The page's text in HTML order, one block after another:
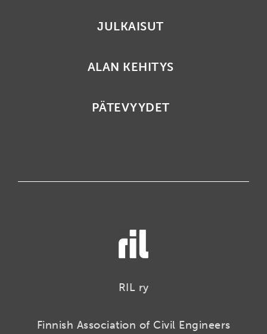
JULKAISUT
ALAN KEHITYS
PÄTEVYYDET
RIL ry
Finnish Association of Civil Engineers